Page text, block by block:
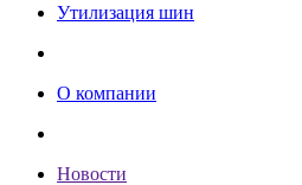
Утилизация шин
О компании
Новости